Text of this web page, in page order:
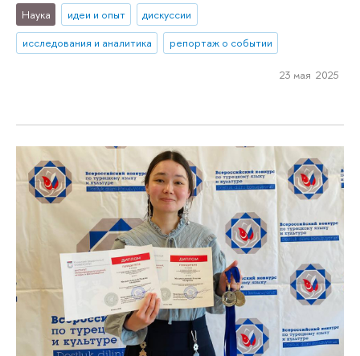
Наука идеи и опыт
дискуссии
исследования и аналитика
репортаж о событии
23 мая 2025